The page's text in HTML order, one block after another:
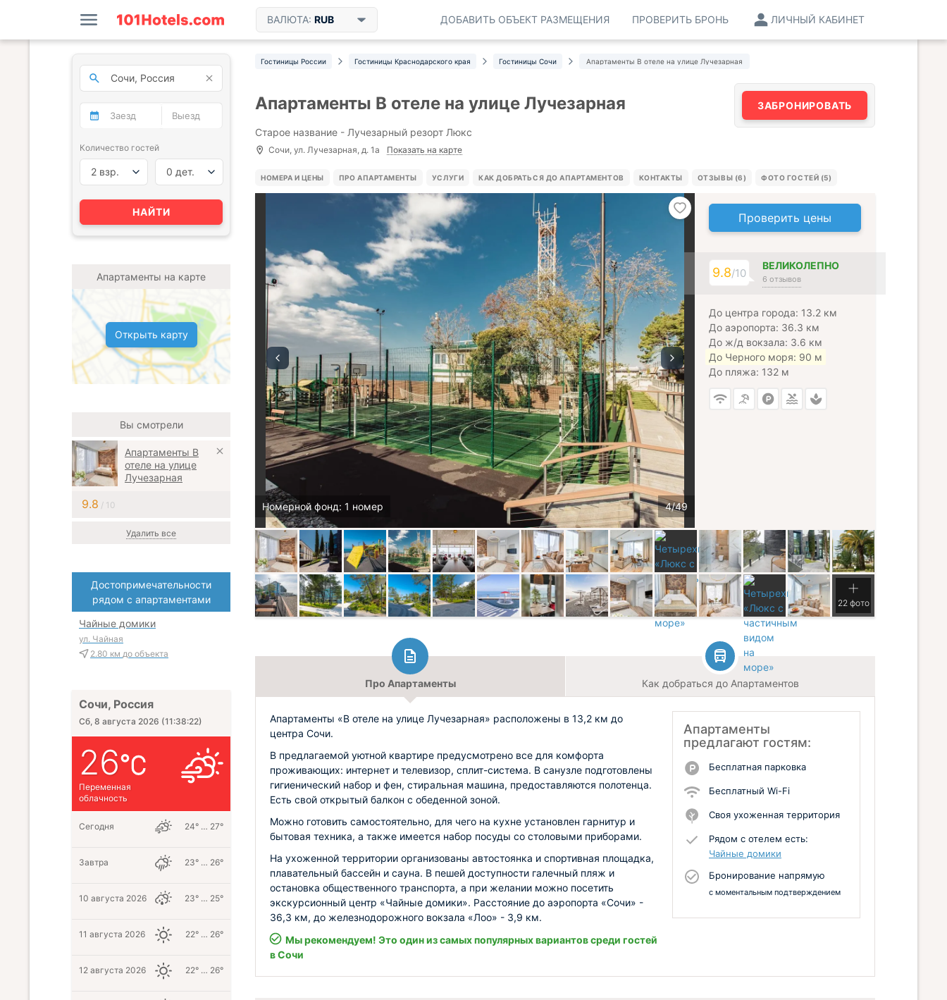
ВАЛЮТА: RUB ЛИЧНЫЙ КАБИНЕТ
ПРОВЕРИТЬ БРОНЬ
ДОБАВИТЬ ОБЪЕКТ РАЗМЕЩЕНИЯ
Гостиницы России Гостиницы Краснодарского края Гостиницы Сочи Апартаменты В отеле на улице Лучезарная
Апартаменты В отеле на улице Лучезарная
Старое название - Лучезарный резорт Люкс
Сочи, ул. Лучезарная, д. 1а Показать на карте
ЗАБРОНИРОВАТЬ
НОМЕРА И ЦЕНЫ ПРО АПАРТАМЕНТЫ УСЛУГИ КАК ДОБРАТЬСЯ ДО АПАРТАМЕНТОВ КОНТАКТЫ ОТЗЫВЫ (6) ФОТО ГОСТЕЙ (5)
Номерной фонд: 1 номер
Проверить цены
9.8/10
ВЕЛИКОЛЕПНО
6 отзывов
До центра города: 13.2 км
До аэропорта: 36.3 км
До ж/д вокзала: 3.6 км
До Черного моря: 90 м
До пляжа: 132 м
22 фото
Про Апартаменты Как добраться до Апартаментов
Апартаменты
предлагают гостям:
Бесплатная парковка
Бесплатный Wi-Fi
Своя ухоженная территория
Рядом с отелем есть:
Чайные домики
Бронирование напрямую
с моментальным подтверждением
Апартаменты «В отеле на улице Лучезарная» расположены в 13,2 км до
центра Сочи.
В предлагаемой уютной квартире предусмотрено все для комфорта
проживающих: интернет и телевизор, сплит-система. В санузле подготовлены
гигиенический набор и фен, стиральная машина, предоставляются полотенца.
Есть свой открытый балкон с обеденной зоной.
Можно готовить самостоятельно, для чего на кухне установлен гарнитур и
бытовая техника, а также имеется набор посуды со столовыми приборами.
На ухоженной территории организованы автостоянка и спортивная площадка,
плавательный бассейн и сауна. В пешей доступности галечный пляж и
остановка общественного транспорта, а при желании можно посетить
экскурсионный центр «Чайные домики». Расстояние до аэропорта «Сочи» -
36,3 км, до железнодорожного вокзала «Лоо» - 3,9 км.
Мы рекомендуем! Это один из самых популярных вариантов среди гостей
в Сочи
Количество гостей
2 взр. 0 дет.
НАЙТИ
Апартаменты на карте
Открыть карту
Вы смотрели
Апартаменты В
отеле на улице
Лучезарная
9.8 / 10
Удалить все
Достопримечательности
рядом с апартаментами
Чайные домики
ул. Чайная
2.80 км до объекта
Сочи, Россия
Сб, 8 августа 2026 (11:38:23)
26
Переменная
облачность
Сегодня 24° … 27°
Завтра 23° … 26°
10 августа 2026 23° … 25°
11 августа 2026 22° … 26°
12 августа 2026 22° … 26°